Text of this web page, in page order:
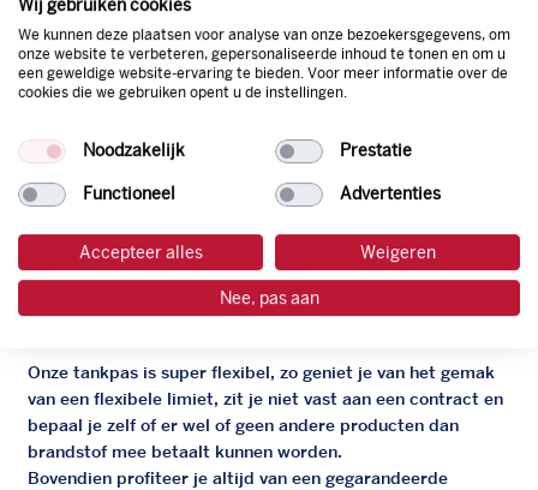
Diesel
De zakelijke Argos pas
Je bent beter op weg met de gratis zakelijke tankpas van
Argos. Geen administratieve rompslomp dankzij ons
digitale facturatiesysteem dat automatisch alles bijhoudt.
Zo bespaar je dus tijd, geld en energie.
Onze tankpas is super flexibel, zo geniet je van het gemak
van een flexibele limiet, zit je niet vast aan een contract en
bepaal je zelf of er wel of geen andere producten dan
brandstof mee betaalt kunnen worden.
Bovendien profiteer je altijd van een gegarandeerde
Wij gebruiken cookies
We kunnen deze plaatsen voor analyse van onze bezoekersgegevens, om
onze website te verbeteren, gepersonaliseerde inhoud te tonen en om u
een geweldige website-ervaring te bieden. Voor meer informatie over de
cookies die we gebruiken opent u de instellingen.
Noodzakelijk Prestatie
Functioneel Advertenties
Accepteer alles Weigeren
Nee, pas aan